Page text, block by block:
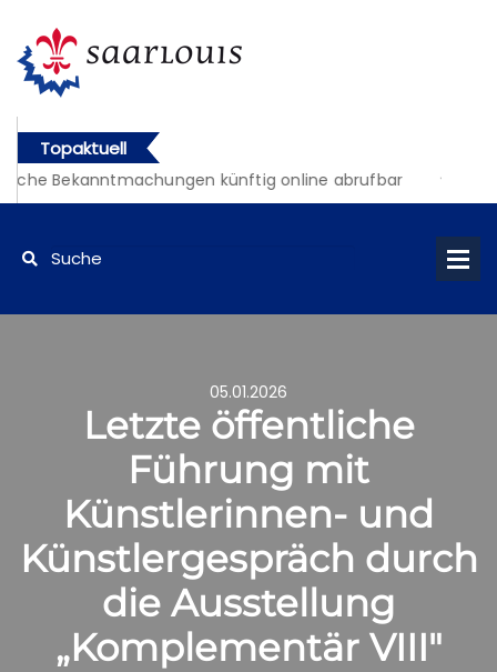
Topaktuell
Bekanntmachungen künftig online abrufbar
05.01.2026
Letzte öffentliche
Führung mit
Künstlerinnen- und
Künstlergespräch durch
die Ausstellung
„Komplementär VIII"